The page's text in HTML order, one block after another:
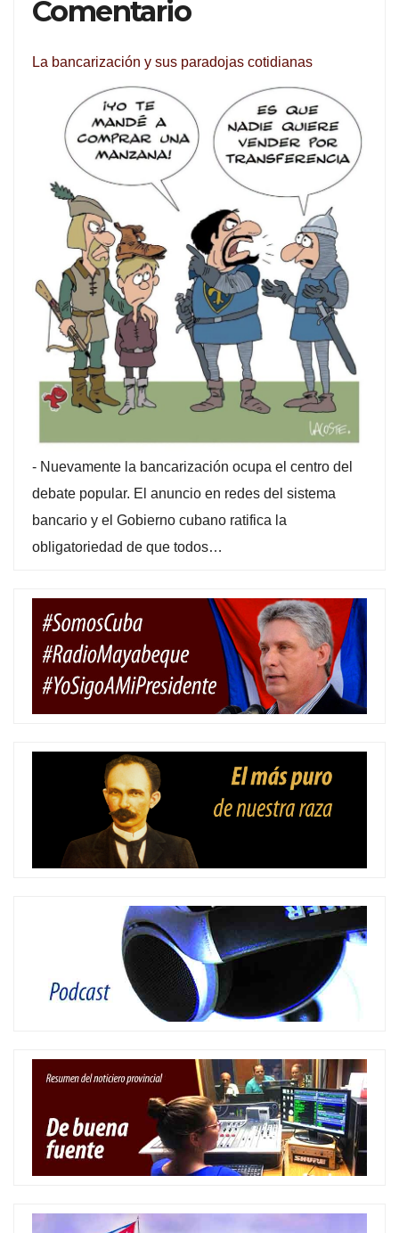
Comentario
La bancarización y sus paradojas cotidianas
- Nuevamente la bancarización ocupa el centro del
debate popular. El anuncio en redes del sistema
bancario y el Gobierno cubano ratifica la
obligatoriedad de que todos…